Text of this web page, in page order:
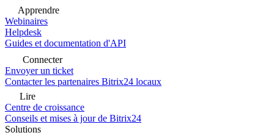
Apprendre
Webinaires
Helpdesk
Guides et documentation d'API
Connecter
Envoyer un ticket
Contacter les partenaires Bitrix24 locaux
Lire
Centre de croissance
Conseils et mises à jour de Bitrix24
Solutions